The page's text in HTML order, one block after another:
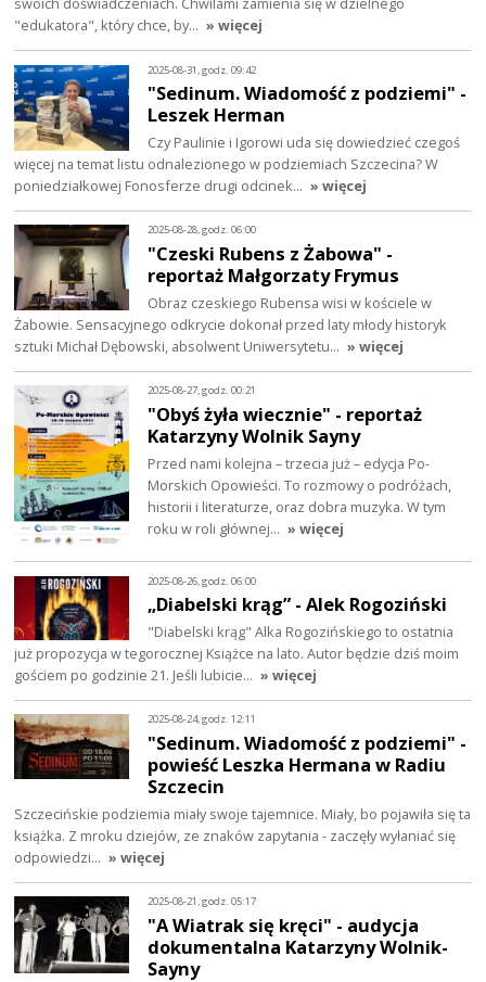
"edukatora", który chce, by… » więcej
2025-08-31, godz. 09:42
"Sedinum. Wiadomość z podziemi" -
Leszek Herman
Czy Paulinie i Igorowi uda się dowiedzieć czegoś
więcej na temat listu odnalezionego w podziemiach Szczecina? W
poniedziałkowej Fonosferze drugi odcinek… » więcej
2025-08-28, godz. 06:00
"Czeski Rubens z Żabowa" -
reportaż Małgorzaty Frymus
Obraz czeskiego Rubensa wisi w kościele w
Żabowie. Sensacyjnego odkrycie dokonał przed laty młody historyk
sztuki Michał Dębowski, absolwent Uniwersytetu… » więcej
2025-08-27, godz. 00:21
"Obyś żyła wiecznie" - reportaż
Katarzyny Wolnik Sayny
Przed nami kolejna – trzecia już – edycja Po-
Morskich Opowieści. To rozmowy o podróżach,
historii i literaturze, oraz dobra muzyka. W tym
roku w roli głównej… » więcej
2025-08-26, godz. 06:00
„Diabelski krąg” - Alek Rogoziński
"Diabelski krąg" Alka Rogozińskiego to ostatnia
już propozycja w tegorocznej Książce na lato. Autor będzie dziś moim
gościem po godzinie 21. Jeśli lubicie… » więcej
2025-08-24, godz. 12:11
"Sedinum. Wiadomość z podziemi" -
powieść Leszka Hermana w Radiu
Szczecin
Szczecińskie podziemia miały swoje tajemnice. Miały, bo pojawiła się ta
książka. Z mroku dziejów, ze znaków zapytania - zaczęły wyłaniać się
odpowiedzi… » więcej
2025-08-21, godz. 05:17
"A Wiatrak się kręci" - audycja
dokumentalna Katarzyny Wolnik-
Sayny